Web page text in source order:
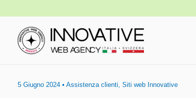
contenuto
5 Giugno 2024 • Assistenza clienti, Siti web Innovative